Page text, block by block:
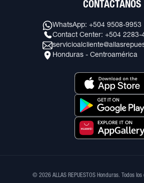
CONTÁCTANOS
WhatsApp: +504 9508-9953
Contact Center: +504 2283-
Honduras - Centroamérica
© 2026 ALLAS REPUESTOS Honduras. Todos